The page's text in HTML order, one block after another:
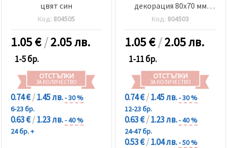
цвят син
Код: 804505
1.05€/2.05 лв.
1-5 бр.
ОТСТЪПКИ
ЗА КОЛИЧЕСТВО
0.74 €/1.45 лв.- 30 %
6-23 бр.
0.63 €/1.23 лв.- 40 %
24 бр. +
декорация 80x70 мм
цвят син
Код: 804503
1.05€/2.05 лв.
1-11 бр.
ОТСТЪПКИ
ЗА КОЛИЧЕСТВО
0.74 €/1.45 лв.- 30 %
12-23 бр.
0.63 €/1.23 лв.- 40 %
24-47 бр.
0.53 €/1.04 лв.- 50 %